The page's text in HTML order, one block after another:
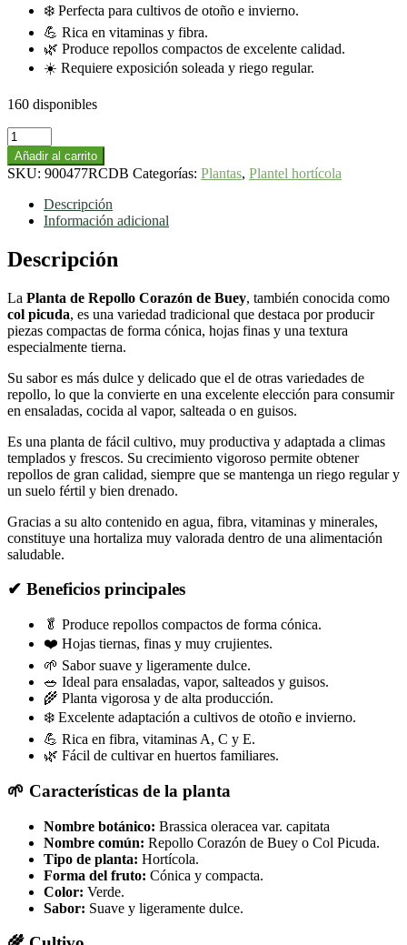
❄️ Perfecta para cultivos de otoño e invierno.
💪 Rica en vitaminas y fibra.
🌿 Produce repollos compactos de excelente calidad.
☀️ Requiere exposición soleada y riego regular.
160 disponibles
Plantel
-
Planta
Repollo
Corazón
cantidad
Añadir al carrito
SKU: 900477RCDB Categorías: Plantas, Plantel hortícola
Descripción
Información adicional
Descripción
La Planta de Repollo Corazón de Buey, también conocida como
col picuda, es una variedad tradicional que destaca por producir
piezas compactas de forma cónica, hojas finas y una textura
especialmente tierna.
Su sabor es más dulce y delicado que el de otras variedades de
repollo, lo que la convierte en una excelente elección para consumir
en ensaladas, cocida al vapor, salteada o en guisos.
Es una planta de fácil cultivo, muy productiva y adaptada a climas
templados y frescos. Su crecimiento vigoroso permite obtener
repollos de gran calidad, siempre que se mantenga un riego regular y
un suelo fértil y bien drenado.
Gracias a su alto contenido en agua, fibra, vitaminas y minerales,
constituye una hortaliza muy valorada dentro de una alimentación
saludable.
✔ Beneficios principales
🥬 Produce repollos compactos de forma cónica.
❤️ Hojas tiernas, finas y muy crujientes.
🌱 Sabor suave y ligeramente dulce.
🥗 Ideal para ensaladas, vapor, salteados y guisos.
🌾 Planta vigorosa y de alta producción.
❄️ Excelente adaptación a cultivos de otoño e invierno.
💪 Rica en fibra, vitaminas A, C y E.
🌿 Fácil de cultivar en huertos familiares.
🌱 Características de la planta
Nombre botánico: Brassica oleracea var. capitata
Nombre común: Repollo Corazón de Buey o Col Picuda.
Tipo de planta: Hortícola.
Forma del fruto: Cónica y compacta.
Color: Verde.
Sabor: Suave y ligeramente dulce.